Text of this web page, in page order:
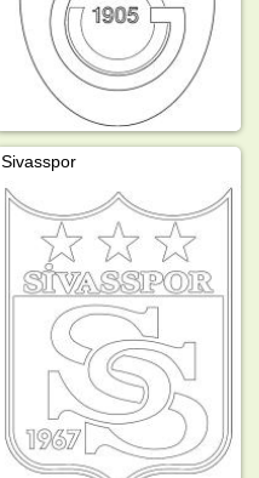
Sivasspor